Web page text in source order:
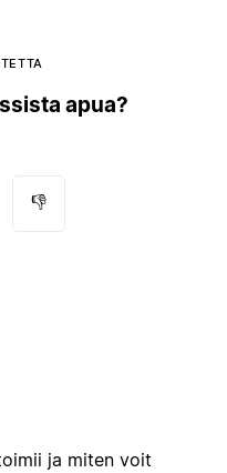
apua?
👎
ja miten voit